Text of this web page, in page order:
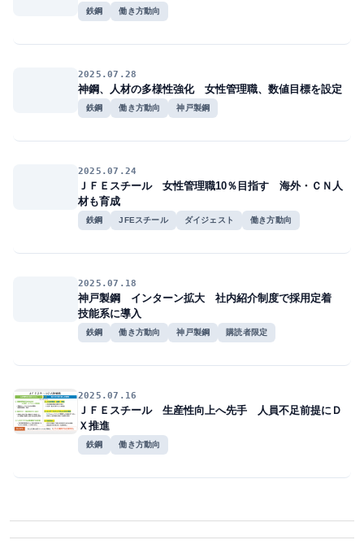
鉄鋼 働き方動向
2025.07.28
神鋼、人材の多様性強化 女性管理職、数値目標を設定
鉄鋼 働き方動向 神戸製鋼
2025.07.24
ＪＦＥスチール 女性管理職10％目指す 海外・ＣＮ人
材も育成
鉄鋼 JFEスチール ダイジェスト 働き方動向
2025.07.18
神戸製鋼 インターン拡大 社内紹介制度で採用定着
技能系に導入
鉄鋼 働き方動向 神戸製鋼 購読者限定
2025.07.16
ＪＦＥスチール 生産性向上へ先手 人員不足前提にＤ
Ｘ推進
鉄鋼 働き方動向